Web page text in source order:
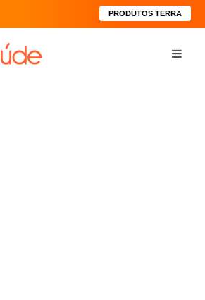
PRODUTOS TERRA